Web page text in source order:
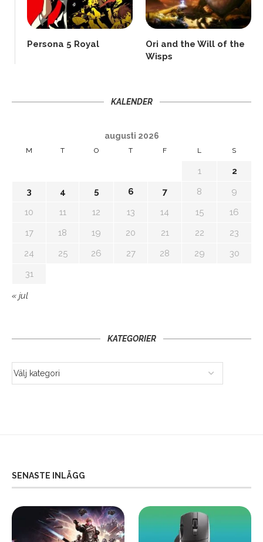
Persona 5 Royal
Ori and the Will of the
Wisps
KALENDER
augusti 2026
M T O T F L S
1
2
3
4 5 6 7 8
9
10
11 12 13 14 15
16
17
18 19 20 21 22
23
24
25 26 27 28 29
30
31
« jul
KATEGORIER
SENASTE INLÄGG